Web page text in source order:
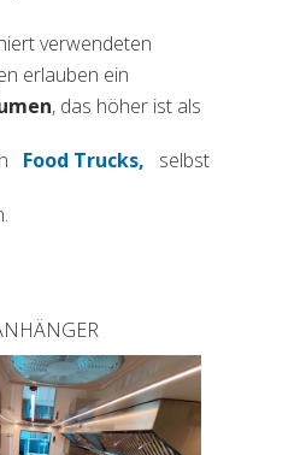
verwendeten
erlauben ein
, das höher ist als
Food Trucks, selbst